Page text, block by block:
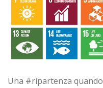
Una #ripartenza